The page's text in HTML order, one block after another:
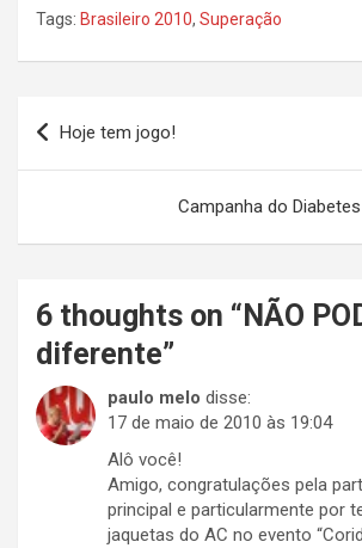
Tags: Brasileiro 2010, Superação
Navegação
de
Hoje tem jogo!
Campanha do
6 thoughts on “ NÃO
diferente”
paulo melo disse:
17 de maio de 2010 às 19:04
Alô você!
Amigo, congratulações pela
principal e particularmente por
jaquetas do AC no evento